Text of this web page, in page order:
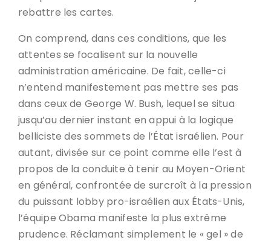
rebattre les cartes.
On comprend, dans ces conditions, que les
attentes se focalisent sur la nouvelle
administration américaine. De fait, celle-ci
n’entend manifestement pas mettre ses pas
dans ceux de George W. Bush, lequel se situa
jusqu’au dernier instant en appui à la logique
belliciste des sommets de l’État israélien. Pour
autant, divisée sur ce point comme elle l’est à
propos de la conduite à tenir au Moyen-Orient
en général, confrontée de surcroît à la pression
du puissant lobby pro-israélien aux États-Unis,
l’équipe Obama manifeste la plus extrême
prudence. Réclamant simplement le « gel » de